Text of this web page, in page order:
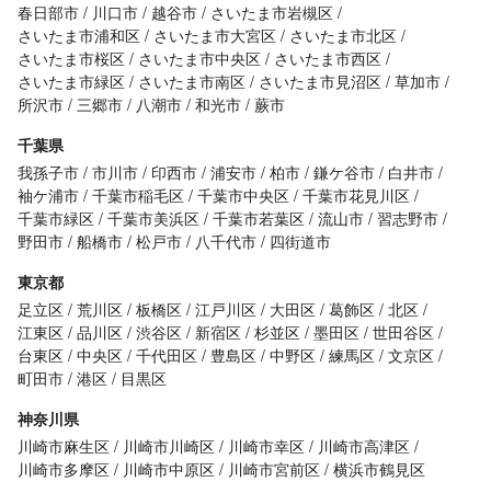
春日部市
川口市 越谷市
さいたま市岩槻区
さいたま市浦和区
さいたま市大宮区
さいたま市北区
さいたま市桜区
さいたま市中央区
さいたま市西区
さいたま市緑区
さいたま市南区 さいたま市見沼区 草加市
所沢市 三郷市 八潮市 和光市 蕨市
千葉県
我孫子市 市川市 印西市 浦安市 柏市 鎌ケ谷市
白井市
袖ケ浦市 千葉市稲毛区 千葉市中央区 千葉市花見川区
千葉市緑区 千葉市美浜区 千葉市若葉区 流山市
習志野市
野田市 船橋市 松戸市 八千代市
四街道市
東京都
足立区 荒川区 板橋区 江戸川区 大田区 葛飾区 北区
江東区 品川区 渋谷区 新宿区 杉並区 墨田区 世田谷区
台東区 中央区 千代田区 豊島区 中野区 練馬区 文京区
町田市 港区
目黒区
神奈川県
川崎市麻生区
川崎市川崎区 川崎市幸区
川崎市高津区
川崎市多摩区
川崎市中原区 川崎市宮前区 横浜市鶴見区